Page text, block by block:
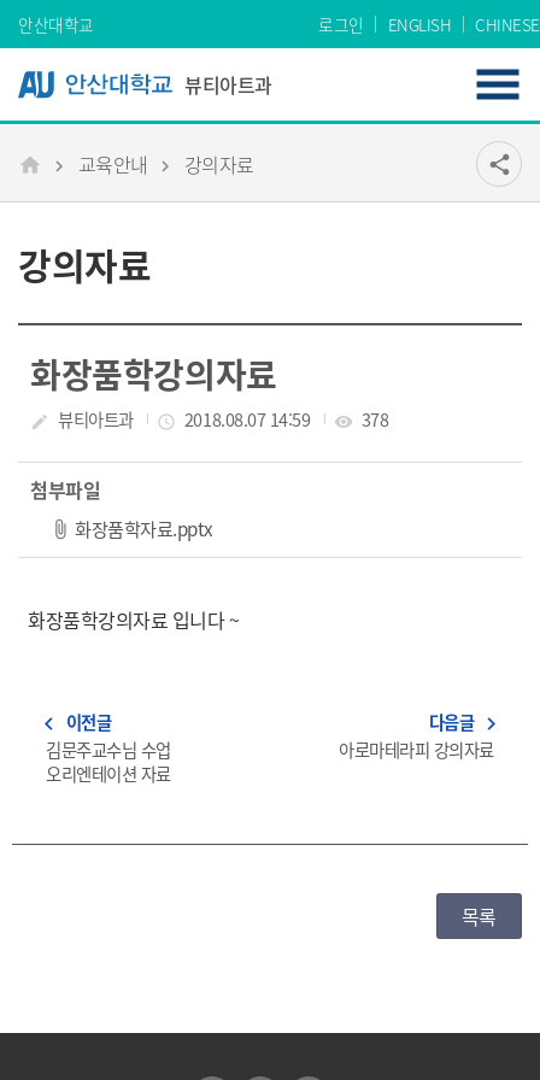
Skip Menu
안산대학교 로그인 ENGLISH CHINESE
뷰티아트과
메인 교육안내 강의자료 공유
share
강의자료
화장품학강의자료
작성자
create 뷰티아트과 작성일
access_time 2018.08.07 14:59 조회수
visibility 378
첨부파일
화장품학자료.pptx
화장품학강의자료 입니다 ~
navigate_before 이전글
김문주교수님 수업
오리엔테이션 자료
다음글 navigate_next
아로마테라피 강의자료
목록